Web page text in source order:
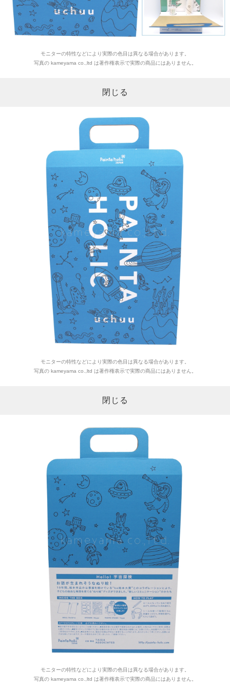
モニターの特性などにより実際の色目は異なる場合があります。
写真の kameyama co.,ltd は著作権表示で実際の商品にはありません。
閉じる
モニターの特性などにより実際の色目は異なる場合があります。
写真の kameyama co.,ltd は著作権表示で実際の商品にはありません。
閉じる
モニターの特性などにより実際の色目は異なる場合があります。
写真の kameyama co.,ltd は著作権表示で実際の商品にはありません。